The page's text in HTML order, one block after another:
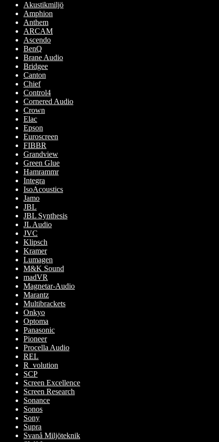
Akustikmiljö
Amphion
Anthem
ARCAM
Ascendo
BenQ
Brane Audio
Bridgee
Canton
Chief
Control4
Cornered Audio
Crown
Elac
Epson
Euroscreen
FIBBR
Grandview
Green Glue
Hamrammr
Integra
IsoAcoustics
Jamo
JBL
JBL Synthesis
JL Audio
JVC
Klipsch
Kramer
Lumagen
M&K Sound
madVR
Magnetar-Audio
Marantz
Multibrackets
Onkyo
Optoma
Panasonic
Pioneer
Procella Audio
REL
R_volution
SCP
Screen Excellence
Screen Research
Sonance
Sonos
Sony
Supra
Svanå Miljöteknik